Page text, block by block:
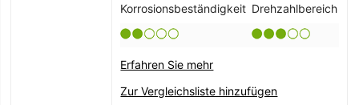
Korrosionsbeständigkeit Drehzahlbereich
Erfahren Sie mehr
Zur Vergleichsliste hinzufügen